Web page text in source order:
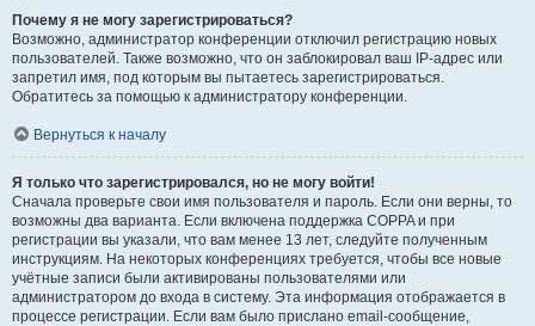
Почему я не могу зарегистрироваться?
Возможно, администратор конференции отключил регистрацию новых
пользователей. Также возможно, что он заблокировал ваш IP-адрес или
запретил имя, под которым вы пытаетесь зарегистрироваться.
Обратитесь за помощью к администратору конференции.
Вернуться к началу
Я только что зарегистрировался, но не могу войти!
Сначала проверьте свои имя пользователя и пароль. Если они верны, то
возможны два варианта. Если включена поддержка COPPA и при
регистрации вы указали, что вам менее 13 лет, следуйте полученным
инструкциям. На некоторых конференциях требуется, чтобы все новые
учётные записи были активированы пользователями или
администратором до входа в систему. Эта информация отображается в
процессе регистрации. Если вам было прислано email-сообщение,